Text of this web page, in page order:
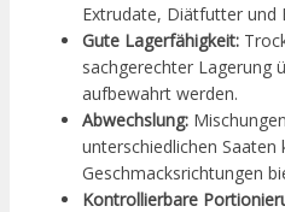
Extrudate, Diätfutter und
Gute Lagerfähigkeit:
sachgerechter Lagerung
aufbewahrt werden.
Abwechslung:
unterschiedlichen Saaten
Geschmacksrichtungen
Kontrollierbare